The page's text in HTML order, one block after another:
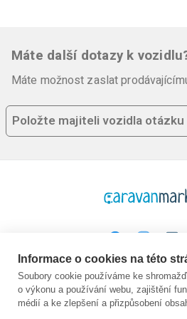
+ 1x 120 Wp moduly) s kvalitními
- Bateriová banka: 2x baterie
celkovou kapacitou 300 Ah
byly vyměněny baterie
výroby).
- Internet | CamperNet:
router se 2 sloty na SIM karty a
pro práci na dálku).
Máte další dotazy k
Máte možnost zaslat
Položte majiteli vozidla otázku
Platforma
Domovská stránka
Koupit
Společnost
O nás
Kontakt
Informace o cookies na této
Soubory cookie používáme ke
o výkonu a používání webu, zajištění
médií a ke zlepšení a přizpůsobení